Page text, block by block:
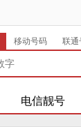
移动号码 联通
电信靓号